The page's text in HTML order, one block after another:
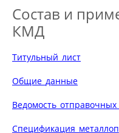
Состав и
КМД
Титульный_лист
Общие_данные